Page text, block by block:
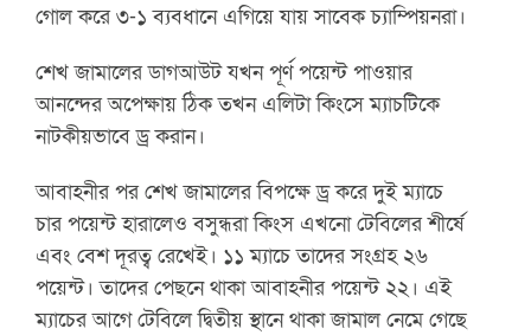
গোল করে ৩-১ ব্যবধানে এগিয়ে যায় সাবেক চ্যাম্পিয়নরা।
শেখ জামালের ডাগআউট যখন পূর্ণ পয়েন্ট পাওয়ার
আনন্দের অপেক্ষায় ঠিক তখন এলিটা কিংসে ম্যাচটিকে
নাটকীয়ভাবে ড্র করান।
আবাহনীর পর শেখ জামালের বিপক্ষে ড্র করে দুই ম্যাচে
চার পয়েন্ট হারালেও বসুন্ধরা কিংস এখনো টেবিলের শীর্ষে
এবং বেশ দূরত্ব রেখেই। ১১ ম্যাচে তাদের সংগ্রহ ২৬
পয়েন্ট। তাদের পেছনে থাকা আবাহনীর পয়েন্ট ২২। এই
ম্যাচের আগে টেবিলে দ্বিতীয় স্থানে থাকা জামাল নেমে গেছে